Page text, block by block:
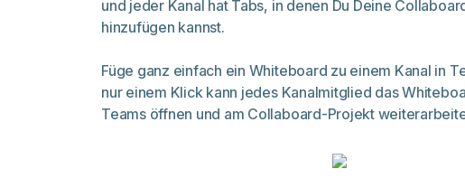
und jeder Kanal hat Tabs, in denen Du Deine
hinzufügen kannst.
Füge ganz einfach ein Whiteboard zu einem Kanal in
nur einem Klick kann jedes Kanalmitglied das
Teams öffnen und am Collaboard-Projekt